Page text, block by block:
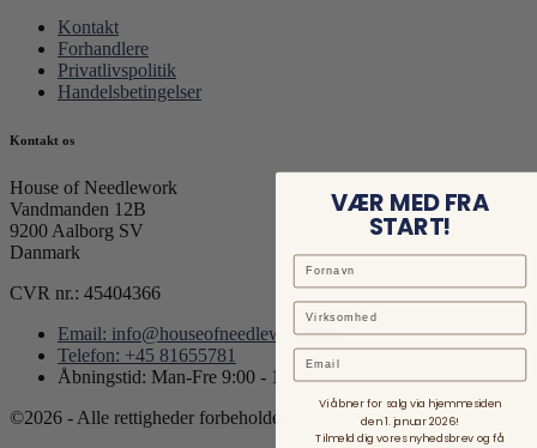
Kontakt
Forhandlere
Privatlivspolitik
Handelsbetingelser
Kontakt os
House of Needlework
Vandmanden 12B
9200 Aalborg SV
Danmark
CVR nr.: 45404366
Email: info@houseofneedlework.com
Telefon: +45 81655781
Åbningstid: Man-Fre 9:00 - 15:00
©2026 - Alle rettigheder forbeholdes.
VÆR MED FRA
START!
Email
Vi åbner for salg via hjemmesiden
den 1. januar 2026!
Tilmeld dig vores nyhedsbrev og få